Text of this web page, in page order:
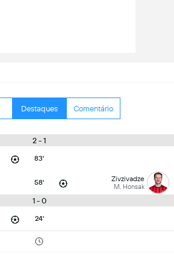
Destaques Comentário
2 - 1
83'
58' Zivzivadze
M. Honsak
1 - 0
24'